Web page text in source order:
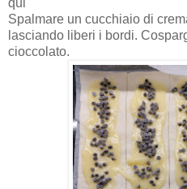
Spalmare un cucchiaio di
lasciando liberi i bordi.
cioccolato.